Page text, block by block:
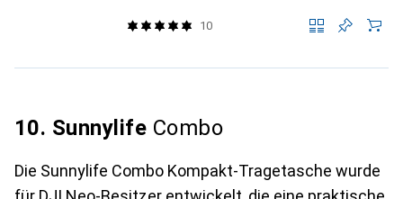
10
10. Sunnylife Combo
Die Sunnylife Combo Kompakt-Tragetasche wurde